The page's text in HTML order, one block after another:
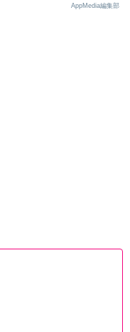
AppMedia編集部